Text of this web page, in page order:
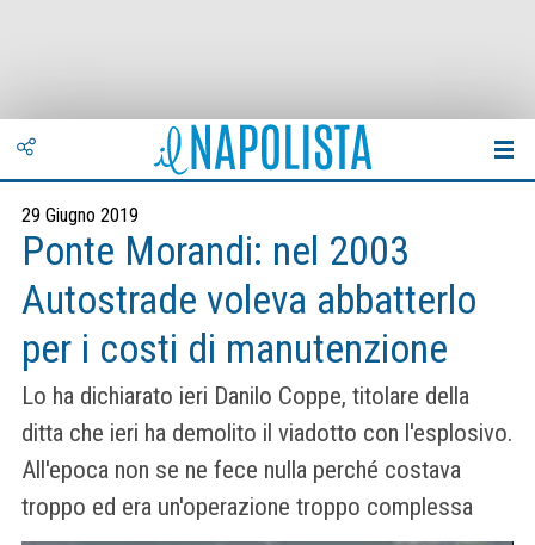
29 Giugno 2019
Ponte Morandi: nel 2003
Autostrade voleva abbatterlo
per i costi di manutenzione
Lo ha dichiarato ieri Danilo Coppe, titolare della
ditta che ieri ha demolito il viadotto con l'esplosivo.
All'epoca non se ne fece nulla perché costava
troppo ed era un'operazione troppo complessa